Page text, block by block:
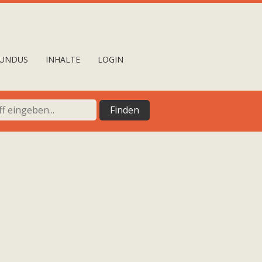
INHALTE LOGIN